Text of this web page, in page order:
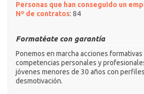
Personas que han conseguido un
Nº de contratos: 84
Formatéate con garantía
Ponemos en marcha acciones formativas
competencias personales y
jóvenes menores de 30 años con
desmotivación.